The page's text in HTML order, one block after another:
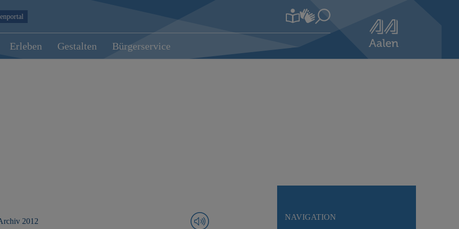
Erleben Gestalten Bürgerservice
2012 NAVIGATION